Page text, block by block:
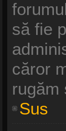
să fie
căror
rugăm
Sus